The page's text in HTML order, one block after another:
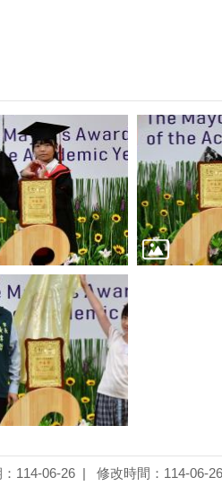
114-06-26 修改時間：114-06-26